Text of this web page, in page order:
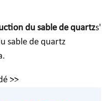
du sable de quartzs'
sable de quartz
>>